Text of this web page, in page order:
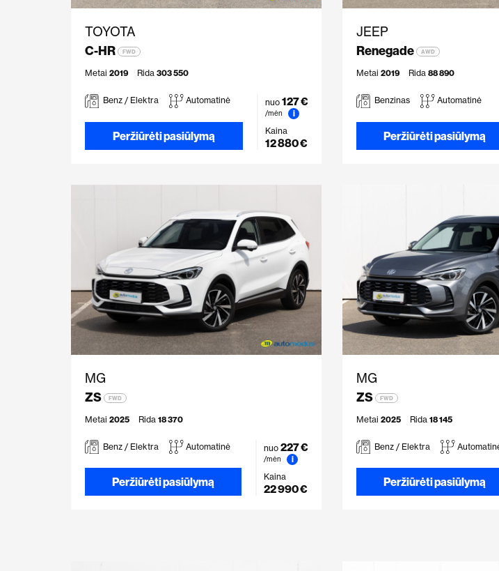
TOYOTA
C-HR
FWD
Metai 2019 Rida 303 550
Benz / Elektra Automatinė
Peržiūrėti pasiūlymą
nuo 127 €
/mėn
i
Kaina
12 880 €
JEEP
Renegade
AWD
Metai 2019 Rida 88 890
Benzinas Automatinė
Peržiūrėti pasiūlymą
MG
ZS
FWD
Metai 2025 Rida 18 370
Benz / Elektra Automatinė
Peržiūrėti pasiūlymą
nuo 227 €
/mėn
i
Kaina
22 990 €
MG
ZS
FWD
Metai 2025 Rida 18 145
Benz / Elektra
Peržiūrėti pasiūlymą